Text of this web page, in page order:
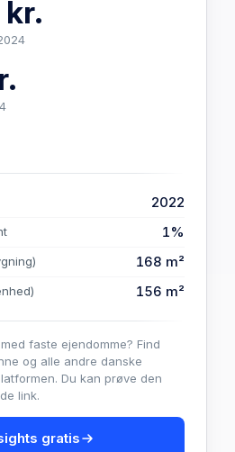
2022
1%
168 m²
156 m²
faste ejendomme? Find
og alle andre danske
Du kan prøve den
link.
gratis